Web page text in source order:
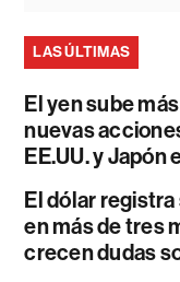
LAS ÚLTIMAS
El yen sube
nuevas
EE.UU. y Japón
El dólar
en más de tres
crecen dudas